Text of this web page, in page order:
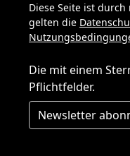
Diese Seite ist durch
gelten die
Die mit einem
Pflichtfelder.
Newsletter